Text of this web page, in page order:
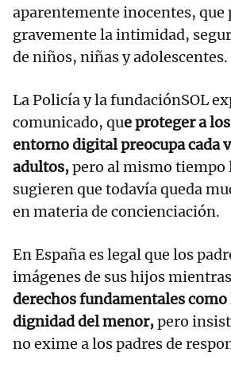
aparentemente inocentes, que
gravemente la intimidad,
de niños, niñas y adolescentes.
La Policía y la fundaciónSOL
comunicado, que proteger a
entorno digital preocupa cada
adultos,pero al mismo tiempo
sugieren que todavía queda
en materia de concienciación.
En España es legal que los
imágenes de sus hijos mientras
derechos fundamentales
dignidad del menor,pero
no exime a los padres de